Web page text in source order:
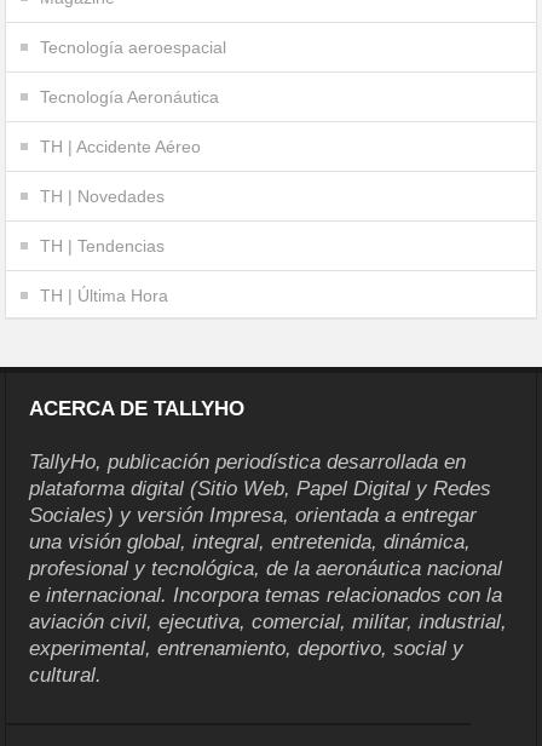
Tecnología aeroespacial
Tecnología Aeronáutica
TH | Accidente Aéreo
TH | Novedades
TH | Tendencias
TH | Última Hora
ACERCA DE TALLYHO
TallyHo, publicación periodística desarrollada en
plataforma digital (Sitio Web, Papel Digital y Redes
Sociales) y versión Impresa, orientada a entregar
una visión global, integral, entretenida, dinámica,
profesional y tecnológica, de la aeronáutica nacional
e internacional. Incorpora temas relacionados con la
aviación civil, ejecutiva, comercial, militar, industrial,
experimental, entrenamiento, deportivo, social y
cultural.